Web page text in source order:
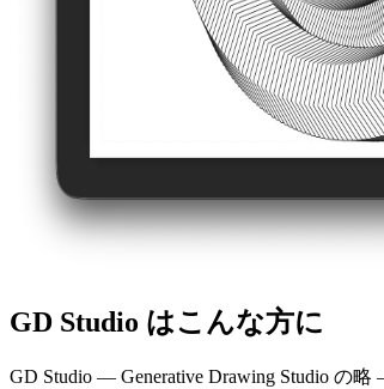
GD Studio はこんな方に
GD Studio — Generative Drawing Studio の